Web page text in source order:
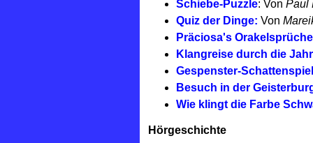
Schiebe-Puzzle: Von Paul
Quiz der Dinge: Von
Präciosa's Orakelsprüche
Klangreise durch die
Gespenster-
Besuch in der
Wie klingt die Farbe
Hörgeschichte